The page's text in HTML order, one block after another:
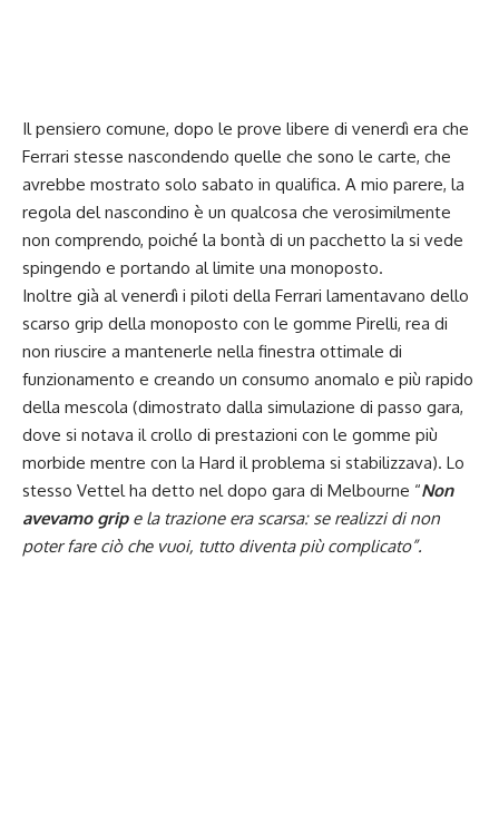
Il pensiero comune, dopo le prove libere di venerdì era che
Ferrari stesse nascondendo quelle che sono le carte, che
avrebbe mostrato solo sabato in qualifica. A mio parere, la
regola del nascondino è un qualcosa che verosimilmente
non comprendo, poiché la bontà di un pacchetto la si vede
spingendo e portando al limite una monoposto.
Inoltre già al venerdì i piloti della Ferrari lamentavano dello
scarso grip della monoposto con le gomme Pirelli, rea di
non riuscire a mantenerle nella finestra ottimale di
funzionamento e creando un consumo anomalo e più rapido
della mescola (dimostrato dalla simulazione di passo gara,
dove si notava il crollo di prestazioni con le gomme più
morbide mentre con la Hard il problema si stabilizzava). Lo
stesso Vettel ha detto nel dopo gara di Melbourne “Non
avevamo gripe la trazione era scarsa: se realizzi di non
poter fare ciò che vuoi, tutto diventa più complicato”.